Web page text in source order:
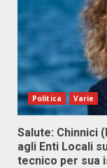
Politica Varie
Salute: Chinnici
agli Enti Locali
tecnico per sua